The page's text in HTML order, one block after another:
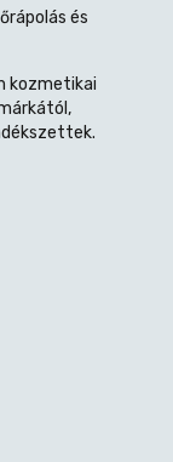
és
kozmetikai